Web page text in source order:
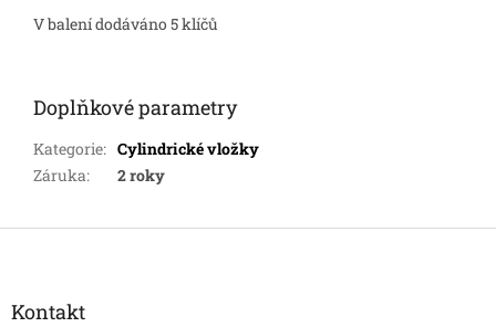
V balení dodáváno 5 klíčů
Doplňkové parametry
Kategorie: Cylindrické vložky
Záruka: 2 roky
Kontakt